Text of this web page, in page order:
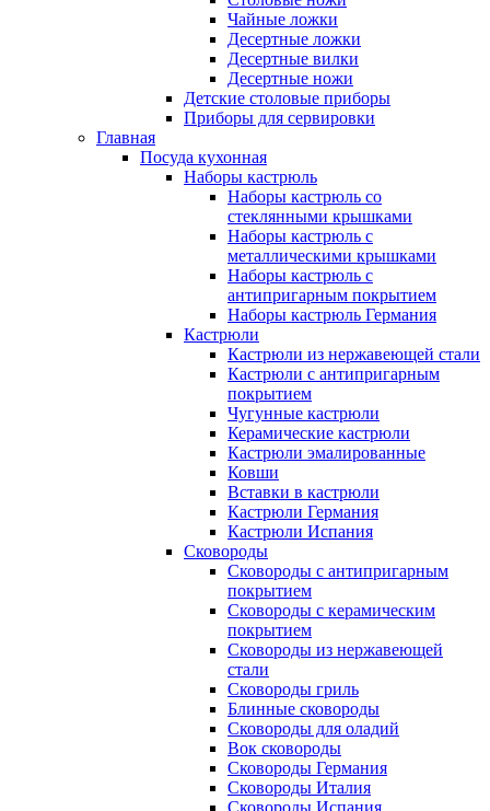
Чайные ложки
Десертные ложки
Десертные вилки
Десертные ножи
Детские столовые приборы
Приборы для сервировки
Главная
Посуда кухонная
Наборы кастрюль
Наборы кастрюль со
стеклянными крышками
Наборы кастрюль с
металлическими крышками
Наборы кастрюль с
антипригарным покрытием
Наборы кастрюль Германия
Кастрюли
Кастрюли из нержавеющей стали
Кастрюли с антипригарным
покрытием
Чугунные кастрюли
Керамические кастрюли
Кастрюли эмалированные
Ковши
Вставки в кастрюли
Кастрюли Германия
Кастрюли Испания
Сковороды
Сковороды с антипригарным
покрытием
Сковороды с керамическим
покрытием
Сковороды из нержавеющей
стали
Сковороды гриль
Блинные сковороды
Сковороды для оладий
Вок сковороды
Сковороды Германия
Сковороды Италия
Сковороды Испания